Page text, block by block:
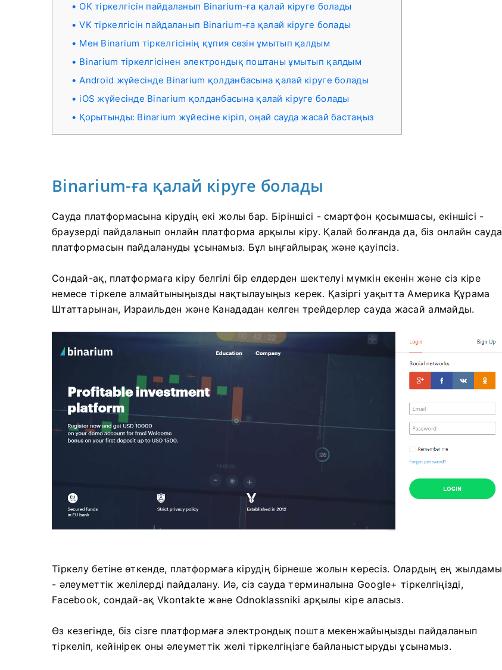
OK тіркелгісін пайдаланып Binarium-ға қалай кіруге болады
VK тіркелгісін пайдаланып Binarium-ға қалай кіруге болады
Мен Binarium тіркелгісінің құпия сөзін ұмытып қалдым
Binarium тіркелгісінен электрондық поштаны ұмытып қалдым
Android жүйесінде Binarium қолданбасына қалай кіруге болады
iOS жүйесінде Binarium қолданбасына қалай кіруге болады
Қорытынды: Binarium жүйесіне кіріп, оңай сауда жасай бастаңыз
Binarium-ға қалай кіруге болады
Сауда платформасына кірудің екі жолы бар. Біріншісі - смартфон қосымшасы, екіншісі -
браузерді пайдаланып онлайн платформа арқылы кіру. Қалай болғанда да, біз онлайн сауда
платформасын пайдалануды ұсынамыз. Бұл ыңғайлырақ және қауіпсіз.
Сондай-ақ, платформаға кіру белгілі бір елдерден шектелуі мүмкін екенін және сіз кіре
немесе тіркеле алмайтыныңызды нақтылауыңыз керек. Қазіргі уақытта Америка Құрама
Штаттарынан, Израильден және Канададан келген трейдерлер сауда жасай алмайды.
Тіркелу бетіне өткенде, платформаға кірудің бірнеше жолын көресіз. Олардың ең жылдамы
- әлеуметтік желілерді пайдалану. Иә, сіз сауда терминалына Google+ тіркелгіңізді,
Facebook, сондай-ақ Vkontakte және Odnoklassniki арқылы кіре аласыз.
Өз кезегінде, біз сізге платформаға электрондық пошта мекенжайыңызды пайдаланып
тіркеліп, кейінірек оны әлеуметтік желі тіркелгіңізге байланыстыруды ұсынамыз.